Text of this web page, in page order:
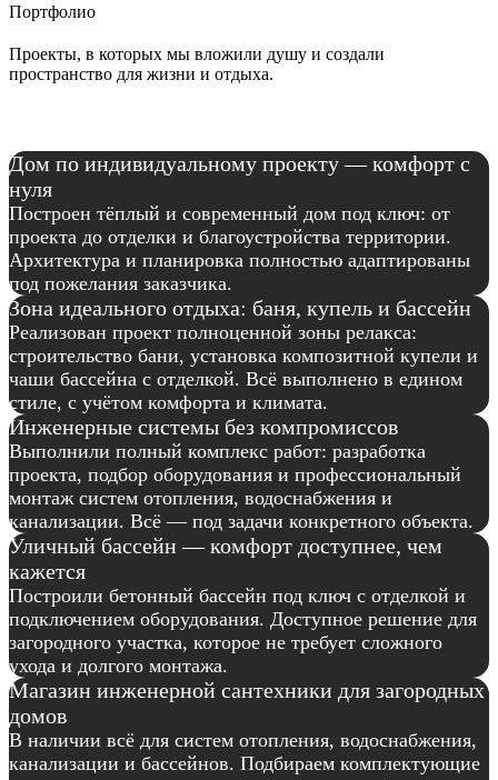
Портфолио
Проекты, в которых мы вложили душу и создали
пространство для жизни и отдыха.
Дом по индивидуальному проекту — комфорт с
нуля
Построен тёплый и современный дом под ключ: от
проекта до отделки и благоустройства территории.
Архитектура и планировка полностью адаптированы
под пожелания заказчика.
Зона идеального отдыха: баня, купель и бассейн
Реализован проект полноценной зоны релакса:
строительство бани, установка композитной купели и
чаши бассейна с отделкой. Всё выполнено в едином
стиле, с учётом комфорта и климата.
Инженерные системы без компромиссов
Выполнили полный комплекс работ: разработка
проекта, подбор оборудования и профессиональный
монтаж систем отопления, водоснабжения и
канализации. Всё — под задачи конкретного объекта.
Уличный бассейн — комфорт доступнее, чем
кажется
Построили бетонный бассейн под ключ с отделкой и
подключением оборудования. Доступное решение для
загородного участка, которое не требует сложного
ухода и долгого монтажа.
Магазин инженерной сантехники для загородных
домов
В наличии всё для систем отопления, водоснабжения,
канализации и бассейнов. Подбираем комплектующие